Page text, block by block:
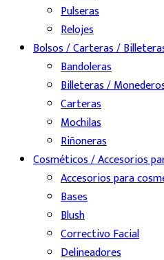
Pulseras
Relojes
Bolsos / Carteras /
Bandoleras
Billeteras /
Carteras
Mochilas
Riñoneras
Cosméticos / Accesorios
Accesorios para
Bases
Blush
Correctivo Facial
Delineadores